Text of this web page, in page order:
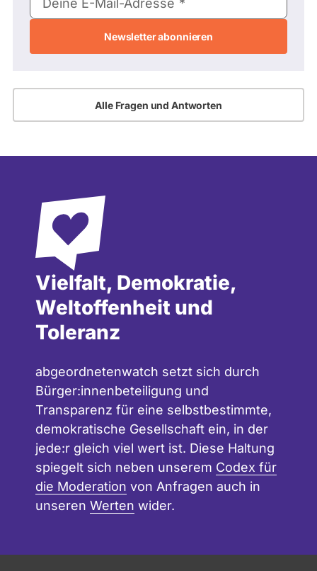
Mail-
Alle Fragen und Antworten
Vielfalt, Demokratie,
Weltoffenheit und
Toleranz
abgeordnetenwatch setzt sich durch
Bürger:innenbeteiligung und
Transparenz für eine selbstbestimmte,
demokratische Gesellschaft ein, in der
jede:r gleich viel wert ist. Diese Haltung
spiegelt sich neben unserem Codex für
die Moderation von Anfragen auch in
unseren Werten wider.